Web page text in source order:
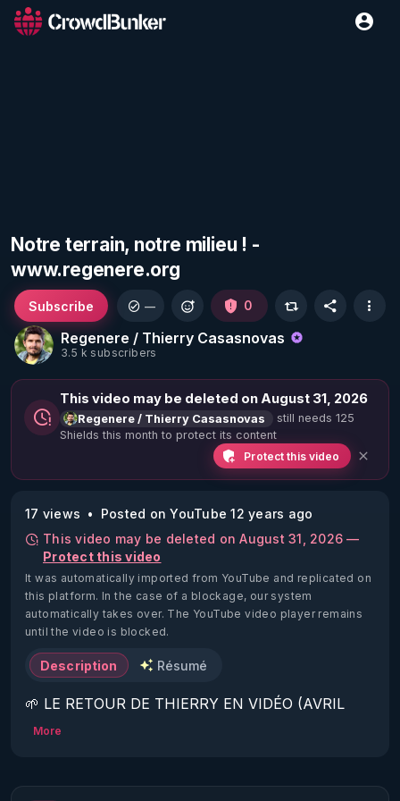
Notre terrain, notre milieu ! -
www.regenere.org
Regenere / Thierry Casasnovas
3.5 k subscribers
Subscribe — 0
This video may be deleted on August 31, 2026
Regenere / Thierry Casasnovas
still needs 125
Shields this month to protect its content
Protect this video
17 views
Posted on YouTube 12 years ago
This video may be deleted on August 31, 2026 —
Protect this video
It was automatically imported from YouTube and replicated on
this platform. In the case of a blockage, our system
automatically takes over. The YouTube video player remains
until the video is blocked.
Description Résumé
🌱 LE RETOUR DE THIERRY EN VIDÉO (AVRIL
2022)!
https://www.rgnr.fr/presentation.html
More